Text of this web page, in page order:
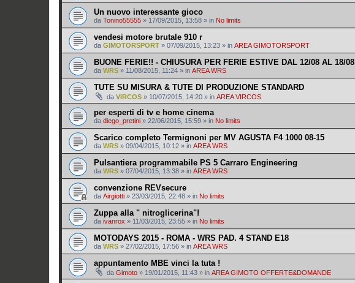
Un nuovo interessante gioco
da Tonino55555 » 17/09/2015, 13:58 » in No limits
vendesi motore brutale 910 r
da GIMOTORSPORT » 07/09/2015, 13:23 » in AREA GIMOTORSPORT
BUONE FERIE!! - CHIUSURA PER FERIE ESTIVE DAL 12/08 AL 18/08
da WRS » 11/08/2015, 11:24 » in AREA WRS
TUTE SU MISURA & TUTE DI PRODUZIONE STANDARD
da VIRCOS » 10/07/2015, 14:20 » in AREA VIRCOS
per esperti di tv e home cinema
da diego_pretini » 22/06/2015, 15:59 » in No limits
Scarico completo Termignoni per MV AGUSTA F4 1000 08-15
da WRS » 09/04/2015, 10:12 » in AREA WRS
Pulsantiera programmabile PS 5 Carraro Engineering
da WRS » 07/04/2015, 13:38 » in AREA WRS
convenzione REVsecure
da Airgiotti » 23/03/2015, 22:48 » in No limits
Zuppa alla " nitroglicerina"!
da ivanrox » 11/03/2015, 23:55 » in No limits
MOTODAYS 2015 - ROMA - WRS PAD. 4 STAND E18
da WRS » 27/02/2015, 17:56 » in AREA WRS
appuntamento MBE vinci la tuta !
da Gimoto » 19/01/2015, 11:43 » in AREA GIMOTO OFFERTE&DOMANDE